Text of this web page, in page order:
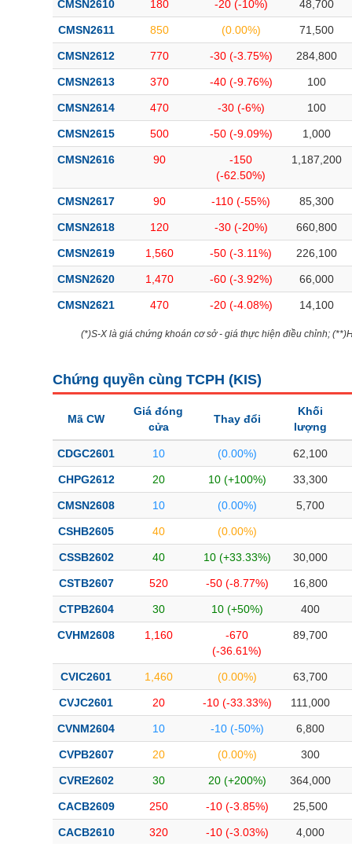
CMSN2610 180 -20 (-10%) 48,700
CMSN2611 850 (0.00%) 71,500
CMSN2612 770 -30 (-3.75%) 284,800
CMSN2613 370 -40 (-9.76%) 100
CMSN2614 470 -30 (-6%) 100
CMSN2615 500 -50 (-9.09%) 1,000
CMSN2616 90
-150
(-62.50%)
1,187,200
CMSN2617 90 -110 (-55%) 85,300
CMSN2618 120 -30 (-20%) 660,800
CMSN2619 1,560 -50 (-3.11%) 226,100
CMSN2620 1,470 -60 (-3.92%) 66,000
CMSN2621 470 -20 (-4.08%) 14,100
(*)S-X là giá chứng khoán cơ sở - giá thực hiện điều chỉnh;
Chứng quyền cùng TCPH (KIS)
Mã CW
Giá đóng
cửa
Thay đổi
Khối
lượng
CDGC2601 10 (0.00%) 62,100
CHPG2612 20 10 (+100%) 33,300
CMSN2608 10 (0.00%) 5,700
CSHB2605 40 (0.00%)
CSSB2602 40 10 (+33.33%) 30,000
CSTB2607 520 -50 (-8.77%) 16,800
CTPB2604 30 10 (+50%) 400
CVHM2608 1,160
-670
(-36.61%)
89,700
CVIC2601 1,460 (0.00%) 63,700
CVJC2601 20 -10 (-33.33%) 111,000
CVNM2604 10 -10 (-50%) 6,800
CVPB2607 20 (0.00%) 300
CVRE2602 30 20 (+200%) 364,000
CACB2609 250 -10 (-3.85%) 25,500
CACB2610 320 -10 (-3.03%) 4,000
Bài viết của tác giả(-)
Báo cáo phân tích (-)
Thuật ngữ(-)
Dịch vụ(-)
Đào tạo
Sách tài chính
Công cụ đầu tư
Truyền thông tài chính
Dữ liệu tài chính